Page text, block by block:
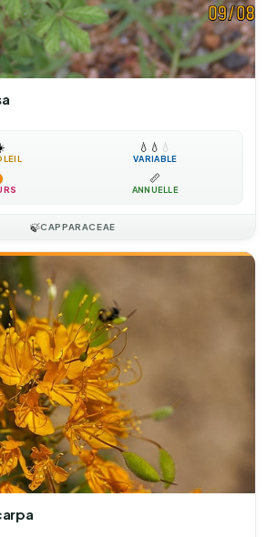
💧 💧 💧
VARIABLE
📏
ANNUELLE
🍃CAPPARACEAE